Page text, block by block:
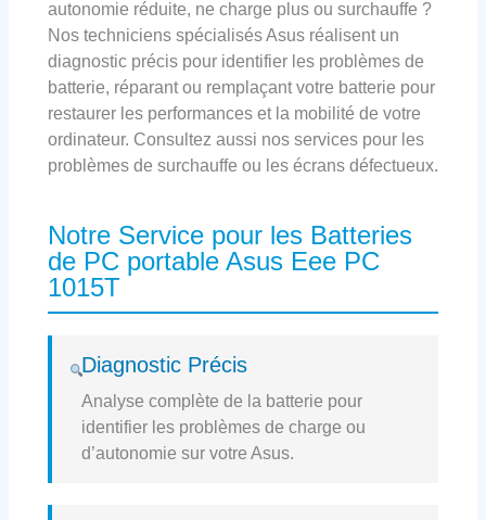
autonomie réduite, ne charge plus ou surchauffe ?
Nos techniciens spécialisés Asus réalisent un
diagnostic précis pour identifier les problèmes de
batterie, réparant ou remplaçant votre batterie pour
restaurer les performances et la mobilité de votre
ordinateur. Consultez aussi nos services pour les
problèmes de surchauffe ou les écrans défectueux.
Notre Service pour les Batteries
de PC portable Asus Eee PC
1015T
Diagnostic Précis
Analyse complète de la batterie pour
identifier les problèmes de charge ou
d’autonomie sur votre Asus.